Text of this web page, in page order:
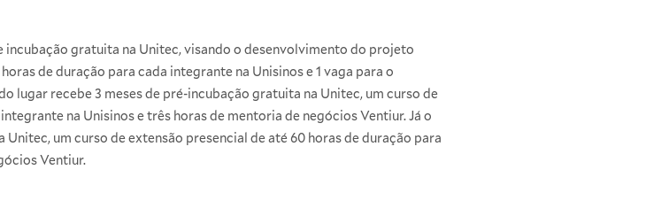
gratuita na Unitec, visando o desenvolvimento do projeto
de duração para cada integrante na Unisinos e 1 vaga para o
lugar recebe 3 meses de pré-incubação gratuita na Unitec, um curso de
na Unisinos e três horas de mentoria de negócios Ventiur. Já o
um curso de extensão presencial de até 60 horas de duração para
Ventiur.